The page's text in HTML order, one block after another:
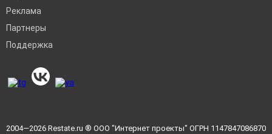
Реклама
Партнеры
Поддержка
2004—2026 Restate.ru ® ООО "Интернет проекты" ОГРН 1147847086870